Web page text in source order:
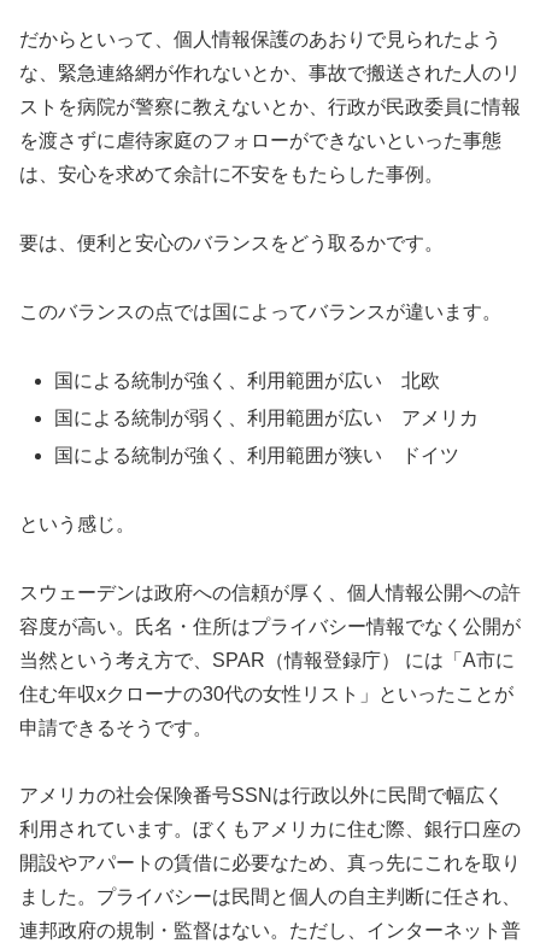
だからといって、個人情報保護のあおりで見られたよう
な、緊急連絡網が作れないとか、事故で搬送された人のリ
ストを病院が警察に教えないとか、行政が民政委員に情報
を渡さずに虐待家庭のフォローができないといった事態
は、安心を求めて余計に不安をもたらした事例。
要は、便利と安心のバランスをどう取るかです。
このバランスの点では国によってバランスが違います。
国による統制が強く、利用範囲が広い 北欧
国による統制が弱く、利用範囲が広い アメリカ
国による統制が強く、利用範囲が狭い ドイツ
という感じ。
スウェーデンは政府への信頼が厚く、個人情報公開への許
容度が高い。氏名・住所はプライバシー情報でなく公開が
当然という考え方で、SPAR（情報登録庁） には「A市に
住む年収xクローナの30代の女性リスト」といったことが
申請できるそうです。
アメリカの社会保険番号SSNは行政以外に民間で幅広く
利用されています。ぼくもアメリカに住む際、銀行口座の
開設やアパートの賃借に必要なため、真っ先にこれを取り
ました。プライバシーは民間と個人の自主判断に任され、
連邦政府の規制・監督はない。ただし、インターネット普